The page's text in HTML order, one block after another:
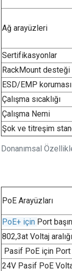
Donanımsal
Ağ arayüzleri
Sertifikasyonlar
RackMount desteği
ESD/EMP koruması
Çalışma sıcaklığı
Çalışma Nemi
Şok ve titreşim
PoE Arayüzları
PoE+ için Port
802,3at Voltaj aralığı
Pasif PoE için Port
24V Pasif PoE